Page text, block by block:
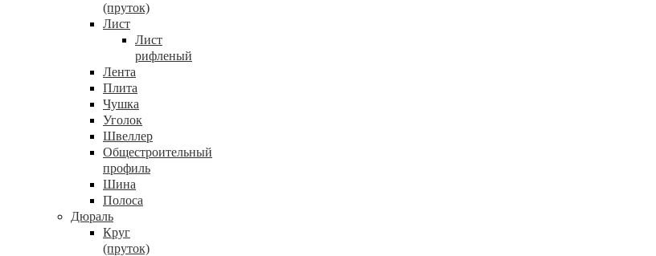
(пруток)
Лист
Лист
рифленый
Лента
Плита
Чушка
Уголок
Швеллер
Общестроительный
профиль
Шина
Полоса
Дюраль
Круг
(пруток)